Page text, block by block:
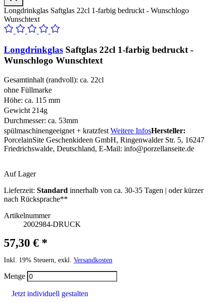
Longdrinkglas Saftglas 22cl 1-farbig bedruckt - Wunschlogo
Wunschtext
Longdrinkglas Saftglas 22cl 1-farbig bedruckt -
Wunschlogo Wunschtext
Gesamtinhalt (randvoll): ca. 22cl
ohne Füllmarke
Höhe: ca. 115 mm
Gewicht 214g
Durchmesser: ca. 53mm
spülmaschinengeeignet + kratzfest Weitere InfosHersteller:
PorcelainSite Geschenkideen GmbH, Ringenwalder Str. 5, 16247
Friedrichswalde, Deutschland, E-Mail: info@porzellanseite.de
Auf Lager
Lieferzeit: Standard innerhalb von ca. 30-35 Tagen | oder kürzer
nach Rücksprache**
Artikelnummer
2002984-DRUCK
57,30 € *
Inkl. 19% Steuern, exkl. Versandkosten
Menge
Jetzt individuell gestalten